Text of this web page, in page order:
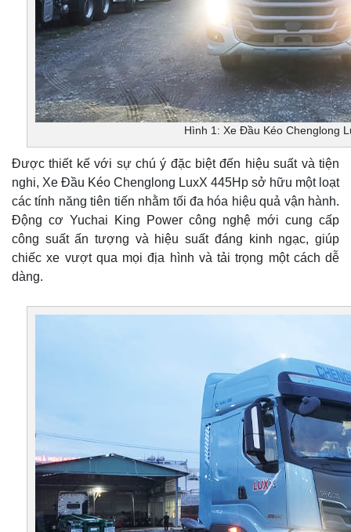
Hình 1: Xe Đầu Kéo Chenglong
Được thiết kế với sự chú ý đặc biệt đến hiệu suất và tiện
nghi, Xe Đầu Kéo Chenglong LuxX 445Hp sở hữu một loạt
các tính năng tiên tiến nhằm tối đa hóa hiệu quả vận hành.
Động cơ Yuchai King Power công nghệ mới cung cấp
công suất ấn tượng và hiệu suất đáng kinh ngạc, giúp
chiếc xe vượt qua mọi địa hình và tải trọng một cách dễ
dàng.